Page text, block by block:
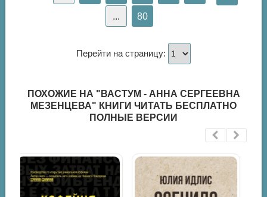
... 80
Перейти на страницу:
ПОХОЖИЕ НА "ВАСТУМ - АННА СЕРГЕЕВНА
МЕЗЕНЦЕВА" КНИГИ ЧИТАТЬ БЕСПЛАТНО
ПОЛНЫЕ ВЕРСИИ